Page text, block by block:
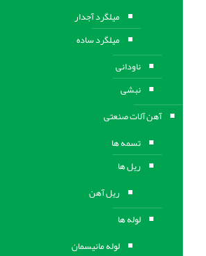
میلگرد آجدار
میلگرد ساده
ناودانی
نبشی
آهن آلات صنعتی
تسمه ها
ریل ها
ریل آهن
لوله ها
لوله مانیسمان